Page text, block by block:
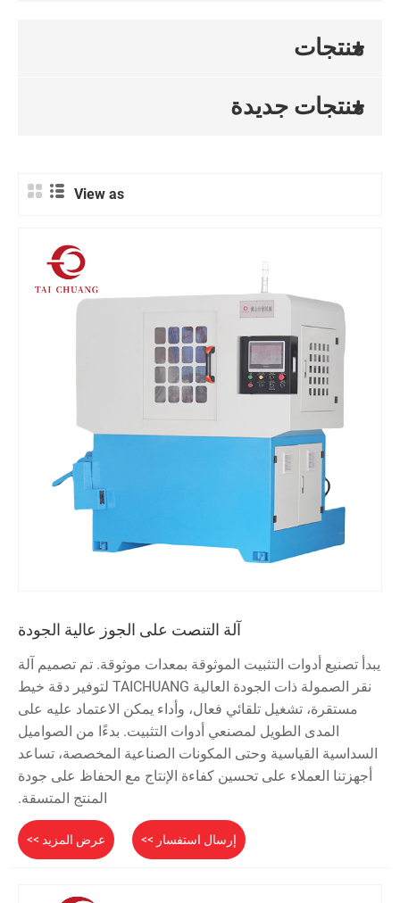
منتجات
منتجات جديدة
View as
آلة التنصت على الجوز عالية الجودة
يبدأ تصنيع أدوات التثبيت الموثوقة بمعدات موثوقة. تم تصميم آلة
نقر الصمولة ذات الجودة العالية TAICHUANG لتوفير دقة خيط
مستقرة، تشغيل تلقائي فعال، وأداء يمكن الاعتماد عليه على
المدى الطويل لمصنعي أدوات التثبيت. بدءًا من الصواميل
السداسية القياسية وحتى المكونات الصناعية المخصصة، تساعد
أجهزتنا العملاء على تحسين كفاءة الإنتاج مع الحفاظ على جودة
المنتج المتسقة.
عرض المزيد >> إرسال استفسار >>